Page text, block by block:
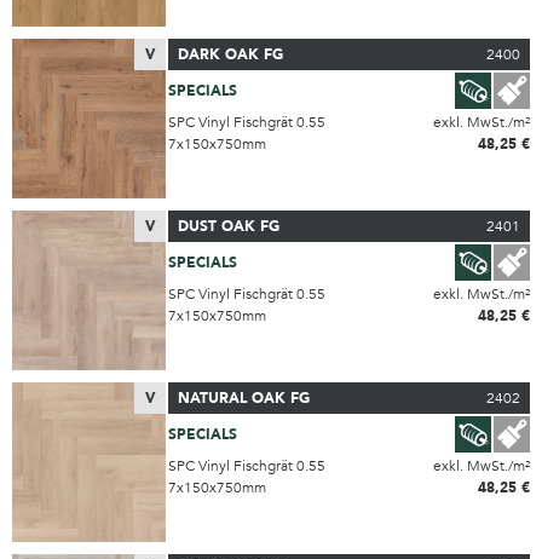
V DARK OAK FG
2400
SPECIALS
SPC Vinyl Fischgrät 0.55
exkl. MwSt./m²
7x150x750mm
48,25 €
V DUST OAK FG
2401
SPECIALS
SPC Vinyl Fischgrät 0.55
exkl. MwSt./m²
7x150x750mm
48,25 €
V NATURAL OAK FG
2402
SPECIALS
SPC Vinyl Fischgrät 0.55
exkl. MwSt./m²
7x150x750mm
48,25 €